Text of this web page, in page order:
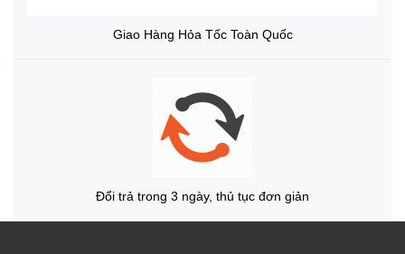
Giao Hàng Hỏa Tốc Toàn Quốc
Đổi trả trong 3 ngày, thủ tục đơn giản